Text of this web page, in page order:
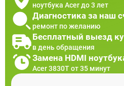
ноутбука Acer до 3 лет
Диагностика за наш
ремонт по желанию
Бесплатный выезд
в день обращения
Замена HDMI
Acer 3830T от 35 минут